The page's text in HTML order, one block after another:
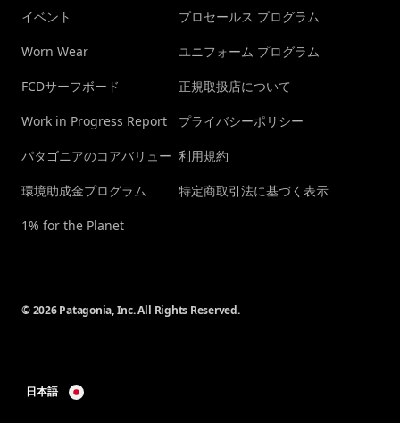
イベント
Worn Wear
FCDサーフボード
Work in Progress Report
パタゴニアのコアバリュー
環境助成金プログラム
1% for the Planet
プロセールス プログラム
ユニフォーム プログラム
正規取扱店について
プライバシーポリシー
利用規約
特定商取引法に基づく表示
© 2026 Patagonia, Inc. All Rights Reserved.
日本語